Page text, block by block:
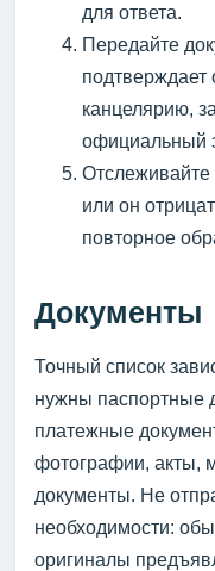
для ответа.
Передайте
подтверждает
канцелярию,
официальный
Отслеживайте
или он
повторное
Документы
Точный список
нужны паспортные
платежные
фотографии, акты,
документы. Не
необходимости:
оригиналы